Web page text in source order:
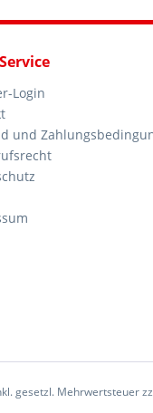
Login
und
gesetzl. Mehrwertsteuer